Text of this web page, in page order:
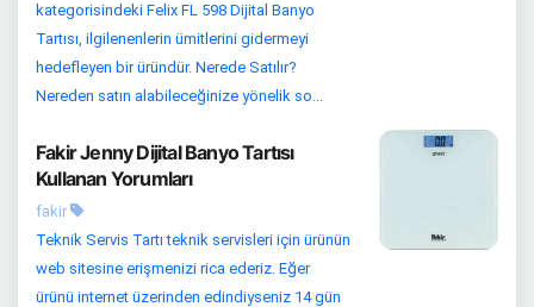
kategorisindeki Felix FL 598 Dijital Banyo
Tartısı, ilgilenenlerin ümitlerini gidermeyi
hedefleyen bir üründür. Nerede Satılır?
Nereden satın alabileceğinize yönelik so...
Fakir Jenny Dijital Banyo Tartısı
Kullanan Yorumları
fakir
Teknik Servis Tartı teknik servisleri için ürünün
web sitesine erişmenizi rica ederiz. Eğer
ürünü internet üzerinden edindiyseniz 14 gün